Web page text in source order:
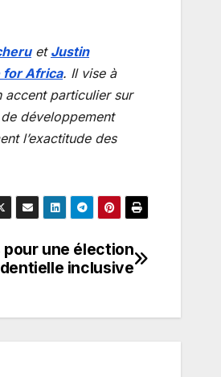
et Justin
for Africa. Il vise à
accent particulier sur
développement
l’exactitude des
une élection
inclusive